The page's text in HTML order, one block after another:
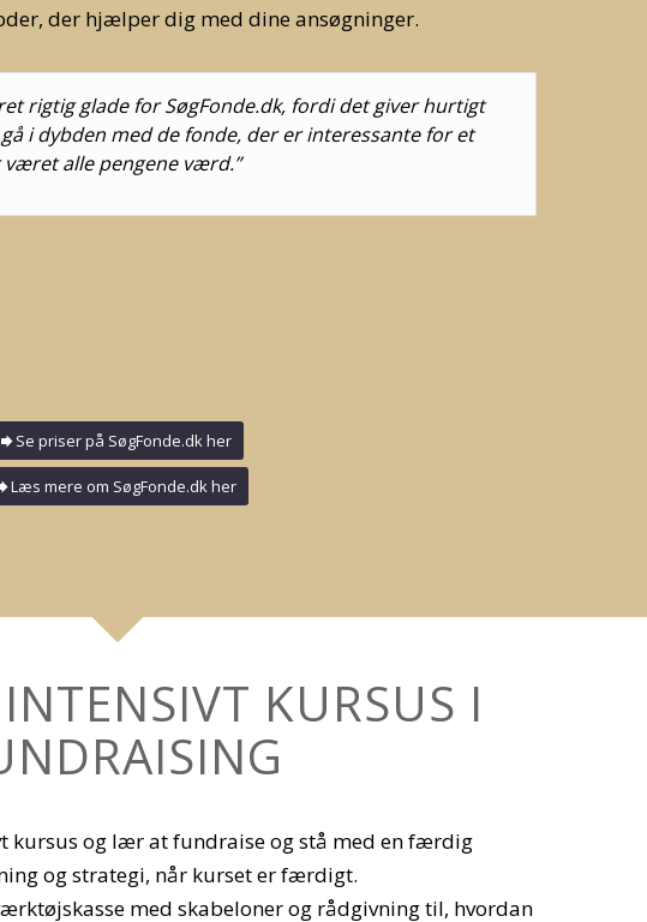
der hjælper dig med dine ansøgninger.
rigtig glade for SøgFonde.dk, fordi det giver hurtigt
i dybden med de fonde, der er interessante for et
alle pengene værd.”
Se priser på SøgFonde.dk her
Læs mere om SøgFonde.dk her
KURSUS I
kursus og lær at fundraise og stå med en færdig
og strategi, når kurset er færdigt.
med skabeloner og rådgivning til, hvordan